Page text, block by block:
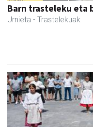
Guria
Urnieta - Jatetxeak